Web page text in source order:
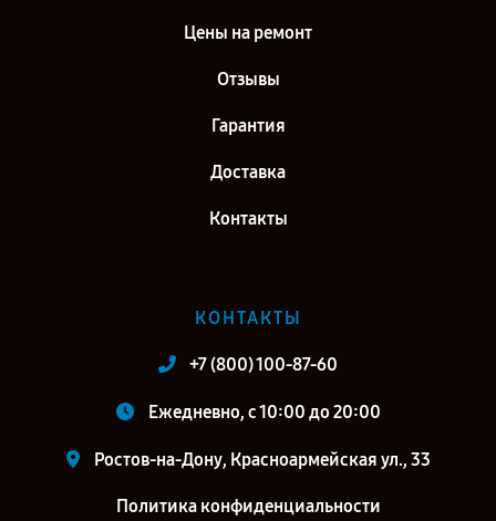
Цены на ремонт
Отзывы
Гарантия
Доставка
Контакты
КОНТАКТЫ
+7 (800) 100-87-60
Ежедневно, с 10:00 до 20:00
Ростов-на-Дону, Красноармейская ул., 33
Политика конфиденциальности